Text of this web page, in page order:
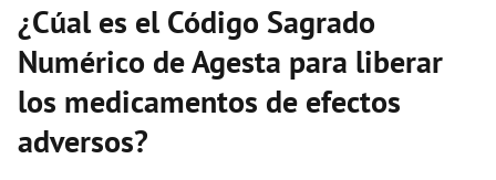
¿Cúal es el Código Sagrado
Numérico de Agesta para liberar
los medicamentos de efectos
adversos?